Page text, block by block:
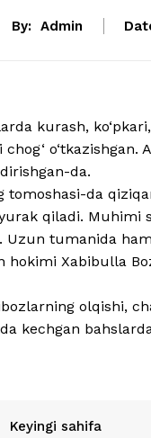
By: Admin
kurash,
o‘tkazishgan.
da.
tomoshasi-da
qiladi. Muhimi
Uzun tumanida
Xabibulla
olqishi,
kechgan
Keyingi sahifa